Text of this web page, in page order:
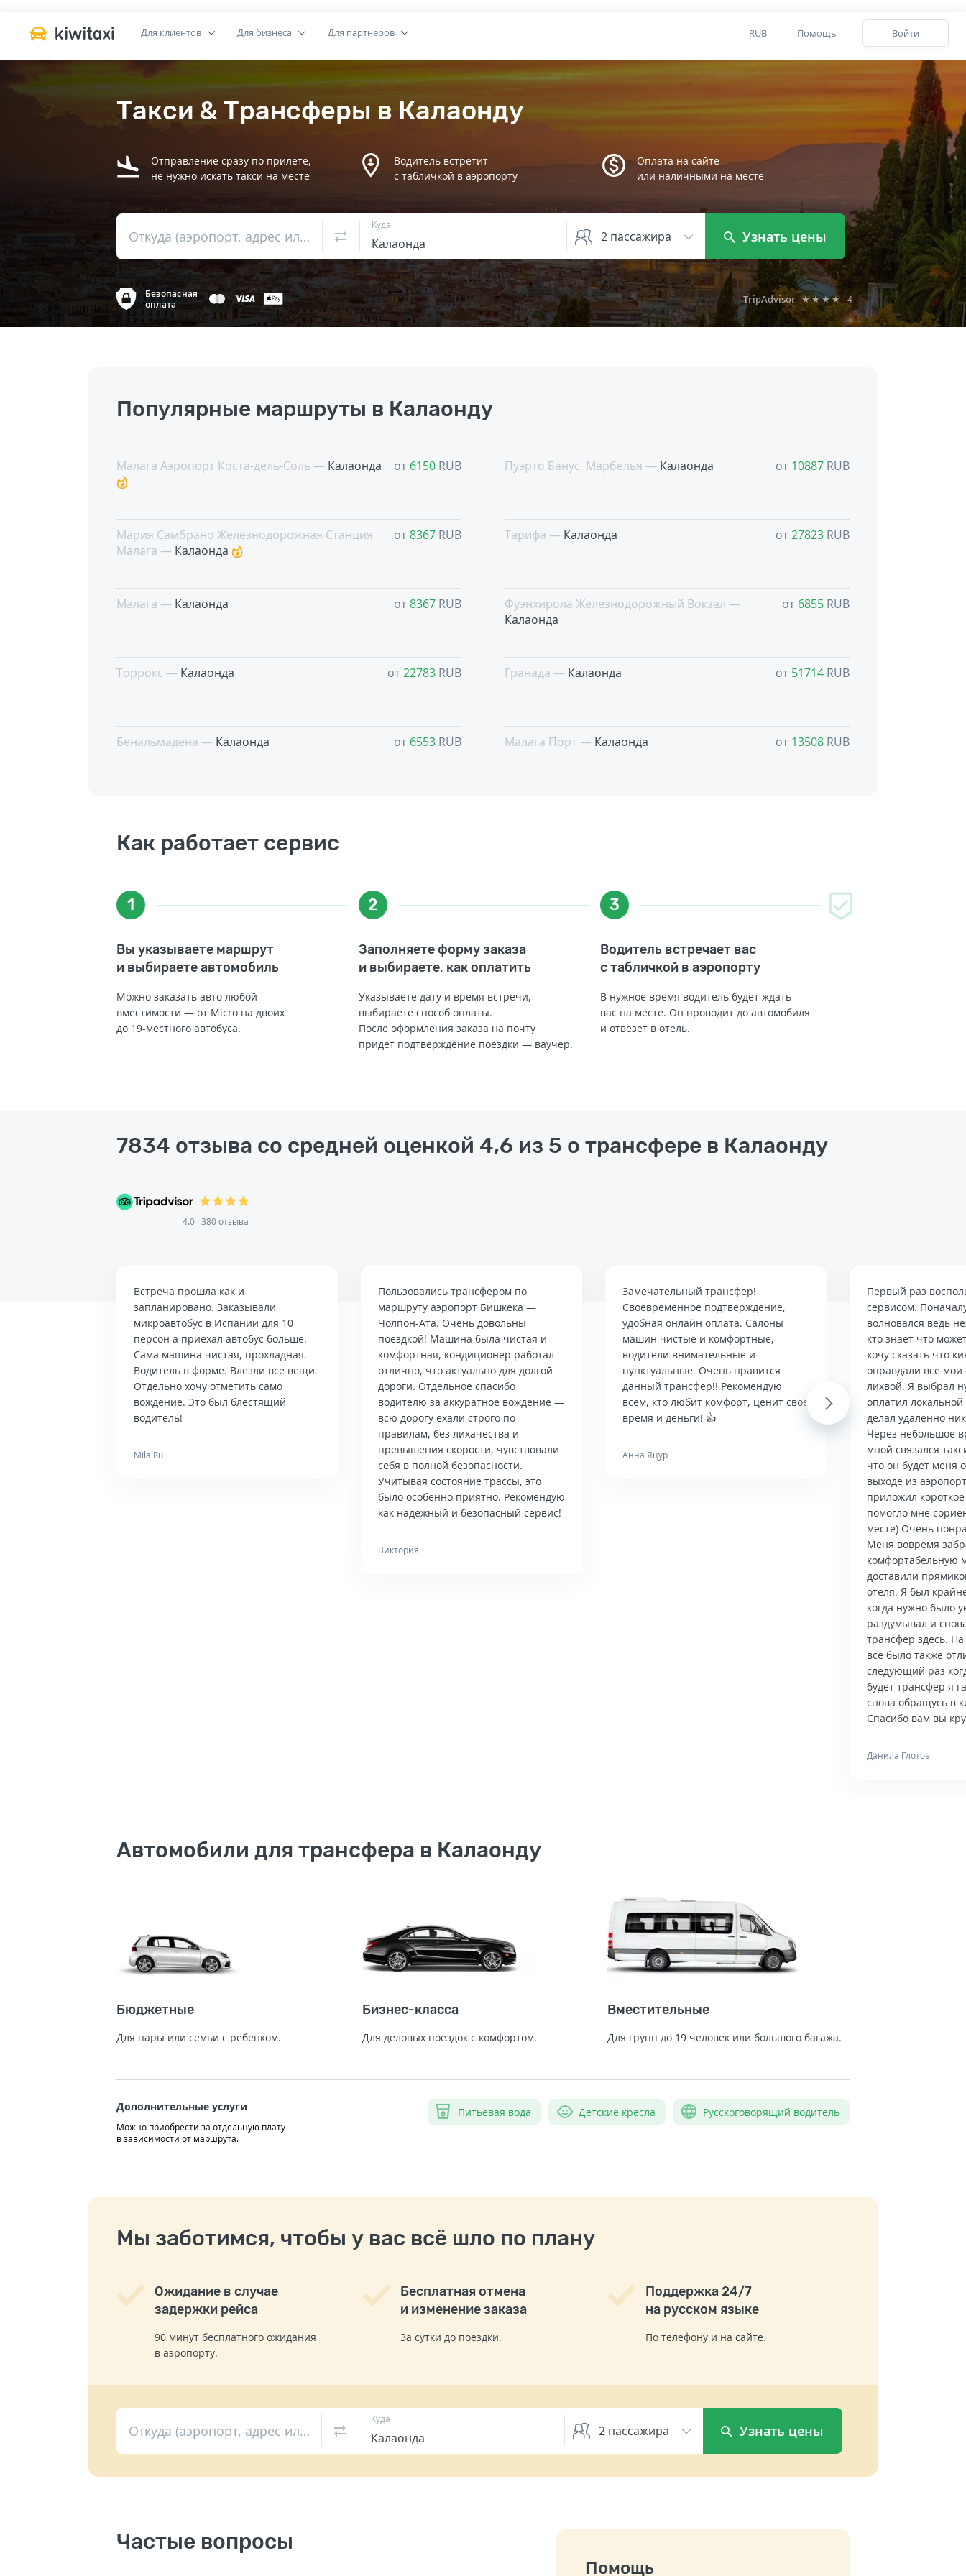
RUB Помощь Войти
Для клиентов Для бизнеса Для партнеров
Такси & Трансферы в Калаонду
Отправление сразу по прилете,
не нужно искать такси на месте
Водитель встретит
с табличкой в аэропорту
Оплата на сайте
или наличными на месте
Откуда (аэропорт, адрес или вокзал)
Куда
2 пассажира Узнать цены
Безопасная
оплата
TripAdvisor ★★★★ 4
Популярные маршруты в Калаонду
Малага Аэропорт Коста-дель-Соль — Калаонда от 6150 RUB
Мария Самбрано Железнодорожная Cтанция
Малага — Калаонда
от8367 RUB
Малага — Калаонда от8367 RUB
Торрокс — Калаонда от22783 RUB
Бенальмадена — Калаонда от 6553 RUB
Пуэрто Банус, Марбелья — Калаонда от 10887 RUB
Тарифа — Калаонда от27823 RUB
Фуэнхирола Железнодорожный Вокзал —
Калаонда
от 6855 RUB
Гранада — Калаонда от 51714 RUB
Малага Порт — Калаонда от 13508 RUB
Как работает сервис
1
Вы указываете маршрут
и выбираете автомобиль
Можно заказать авто любой
вместимости — от Micro на двоих
до 19-местного автобуса.
2
Заполняете форму заказа
и выбираете, как оплатить
Указываете дату и время встречи,
выбираете способ оплаты.
После оформления заказа на почту
придет подтверждение поездки — ваучер.
3
Водитель встречает вас
с табличкой в аэропорту
В нужное время водитель будет ждать
вас на месте. Он проводит до автомобиля
и отвезет в отель.
7834 отзыва со средней оценкой 4,6 из 5 о трансфере в Калаонду
4.0 · 380 отзыва
Встреча прошла как и
запланировано. Заказывали
микроавтобус в Испании для 10
персон а приехал автобус больше.
Сама машина чистая, прохладная.
Водитель в форме. Влезли все вещи.
Отдельно хочу отметить само
вождение. Это был блестящий
водитель!
Mila Ru
Пользовались трансфером по
маршруту аэропорт Бишкека —
Чолпон-Ата. Очень довольны
поездкой! Машина была чистая и
комфортная, кондиционер работал
отлично, что актуально для долгой
дороги. Отдельное спасибо
водителю за аккуратное вождение —
всю дорогу ехали строго по
правилам, без лихачества и
превышения скорости, чувствовали
себя в полной безопасности.
Учитывая состояние трассы, это
было особенно приятно. Рекомендую
как надежный и безопасный сервис!
Виктория
Замечательный трансфер!
Своевременное подтверждение,
удобная онлайн оплата. Салоны
машин чистые и комфортные,
водители внимательные и
пунктуальные. Очень нравится
данный трансфер!! Рекомендую
всем, кто любит комфорт, ценит свое
время и деньги! 👍
Анна Яцур
Первый раз
сервисом.
волновался ведь
кто знает что
хочу сказать что
оправдали все
лихвой. Я выбрал
оплатил локальной
делал удаленно
Через небольшое
мной связался
что он будет меня
выходе из
приложил
помогло мне
месте) Очень
Меня вовремя
комфортабельную
доставили
отеля. Я был
когда нужно было
раздумывал и
трансфер здесь.
все было также
следующий раз
будет трансфер я
снова обращусь в
Спасибо вам вы
Данила Глотов
Next
Автомобили для трансфера в Калаонду
Бюджетные
Для пары или семьи с ребенком.
Бизнес-класса
Для деловых поездок с комфортом.
Вместительные
Для групп до 19 человек или большого багажа.
Дополнительные услуги
Можно приобрести за отдельную плату
в зависимости от маршрута.
Питьевая вода Детские кресла Русскоговорящий водитель
Мы заботимся, чтобы у вас всё шло по плану
Ожидание в случае
задержки рейса
90 минут бесплатного ожидания
в аэропорту.
Бесплатная отмена
и изменение заказа
За сутки до поездки.
Поддержка 24/7
на русском языке
По телефону и на сайте.
Откуда (аэропорт, адрес или вокзал)
Куда
2 пассажира Узнать цены
Частые вопросы
Помощь